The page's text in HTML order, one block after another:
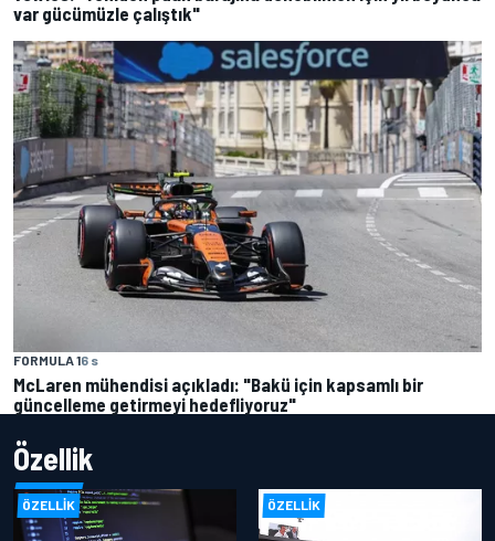
var gücümüzle çalıştık"
FORMULA 16 s
McLaren mühendisi açıkladı: "Bakü için kapsamlı bir
güncelleme getirmeyi hedefliyoruz"
Özellik
ÖZELLIK ÖZELLIK